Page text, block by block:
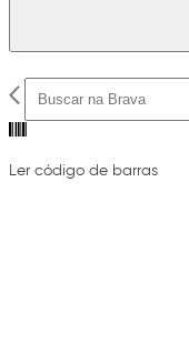
Ler código de barras